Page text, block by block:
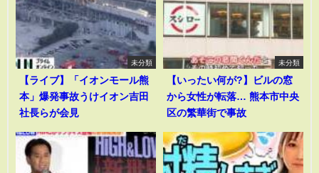
未分類
【ライブ】「イオンモール熊
本」爆発事故うけイオン吉田
社長らが会見
未分類
【いったい何が?】ビルの窓
から女性が転落… 熊本市中央
区の繁華街で事故